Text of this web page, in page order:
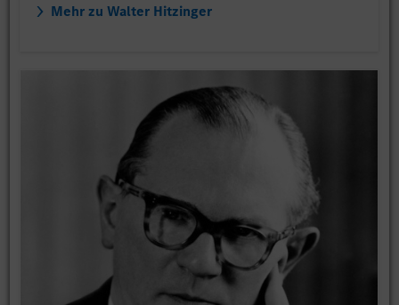
Mehr zu Walter Hitzinger